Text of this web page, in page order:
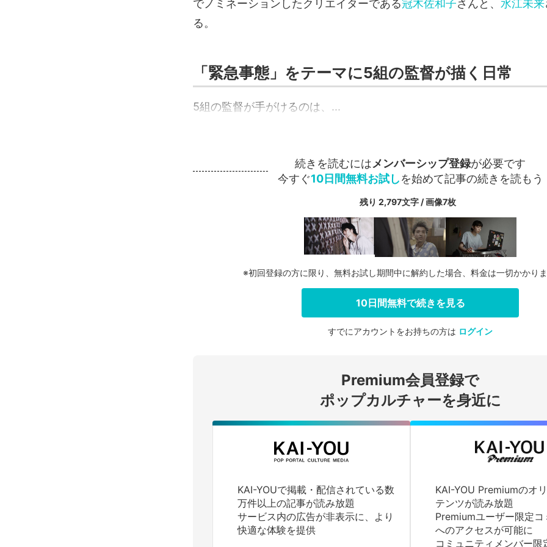
でノミネーションしたクリエイターである冠木佐和子さんと、 水江未来
る。
「緊急事態」をテーマに5組の監督が描く日常
5組の監督が手がけるのは、...
続きを読むにはメンバーシップ登録が必要です
今すぐ10日間無料お試しを始めて記事の続きを読もう
残り 2,797文字 / 画像7枚
ログインする
※初回登録の方に限り、無料お試し期間中に解約した場合、料金は一切かかりま
10日間無料で続きを見る
すでにアカウントをお持ちの方は ログイン
Premium会員登録で
ポップカルチャーを身近に
KAI-YOUで掲載・配信されている数
万件以上の記事が読み放題
サービス内の広告が非表示に、より
快適な体験を提供
KAI-YOU Premiumのオ
テンツが読み放題
Premiumユーザー限定コ
へのアクセスが可能に
コミュニティメンバー限